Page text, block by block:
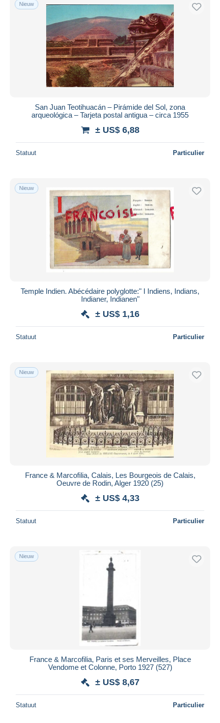
Nieuw
San Juan Teotihuacán – Pirámide del Sol, zona
arqueológica – Tarjeta postal antigua – circa 1955
± US$ 6,88
Statuut Particulier
Nieuw
Temple Indien. Abécédaire polyglotte:" I Indiens, Indians,
Indianer, Indianen"
± US$ 1,16
Statuut Particulier
Nieuw
France & Marcofilia, Calais, Les Bourgeois de Calais,
Oeuvre de Rodin, Alger 1920 (25)
± US$ 4,33
Statuut Particulier
Nieuw
France & Marcofilia, Paris et ses Merveilles, Place
Vendome et Colonne, Porto 1927 (527)
± US$ 8,67
Statuut Particulier